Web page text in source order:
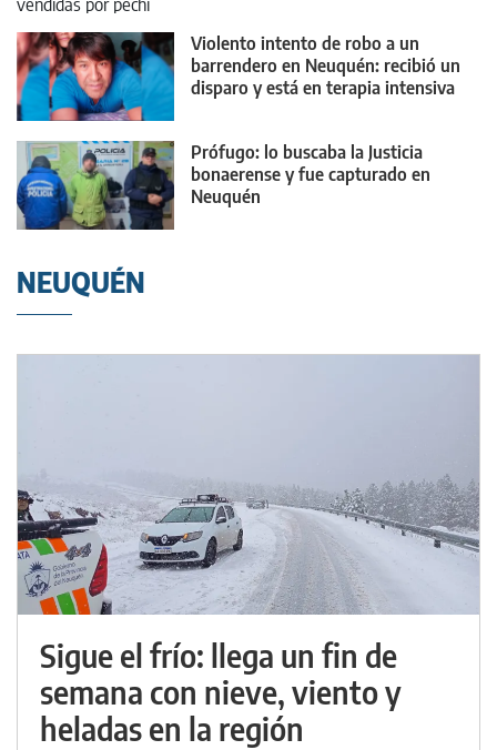
Violento intento de robo a un
barrendero en Neuquén: recibió un
disparo y está en terapia intensiva
Prófugo: lo buscaba la Justicia
bonaerense y fue capturado en
Neuquén
NEUQUÉN
Sigue el frío: llega un fin de
semana con nieve, viento y
heladas en la región